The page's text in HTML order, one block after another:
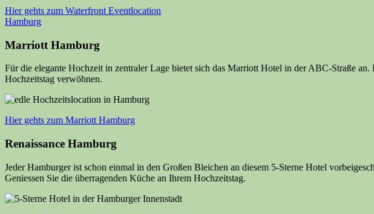
Hier gehts zum Waterfront Eventlocation
Hamburg
Marriott Hamburg
Für die elegante Hochzeit in zentraler Lage bietet sich das Marriott Hotel in der ABC-Straße
Hochzeitstag verwöhnen.
Hier gehts zum Marriott Hamburg
Renaissance Hamburg
Jeder Hamburger ist schon einmal in den Großen Bleichen an diesem 5-Sterne Hotel
Geniessen Sie die überragenden Küche an Ihrem Hochzeitstag.